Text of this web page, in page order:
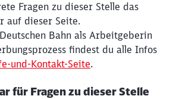
Fragen zu dieser Stelle das
auf dieser Seite.
Bahn als Arbeitgeberin
findest du alle Infos
und-Kontakt-Seite.
für Fragen zu dieser Stelle